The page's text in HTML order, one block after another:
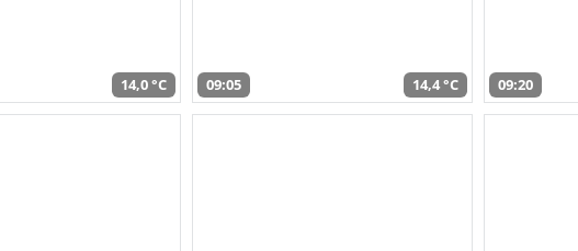
14,0 °C 09:05 14,4 °C 09:20